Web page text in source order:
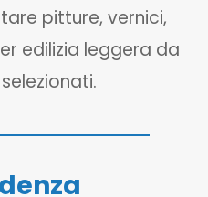
pitture, vernici,
edilizia leggera da